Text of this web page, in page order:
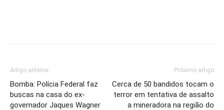
Artigo anterior
Bomba: Polícia Federal faz
buscas na casa do ex-
governador Jaques Wagner
Próximo artigo
Cerca de 50 bandidos tocam o
terror em tentativa de assalto
a mineradora na região do